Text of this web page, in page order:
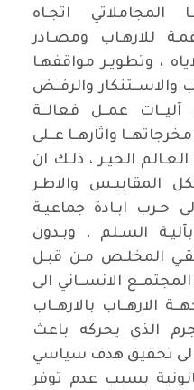
المجاملاتي اتجـاه
للارهـاب ومصـادر
، وتطويـر مواقفهـا
والاســتنكار والرفــض
آليــات عمــل فعالــة
واثارهــا عــلى
العـالم الخيـر ، ذلـك ان
المقاييـس والاطـر
حـرب ابـادة جماعيـة
السـلم ، وبـدون
المخلـص مـن قبـل
الانســاني الى
الارهــاب بالارهــاب
الذي يحركه باعث
تحقيق هدف سياسي
بسبب عدم توفر